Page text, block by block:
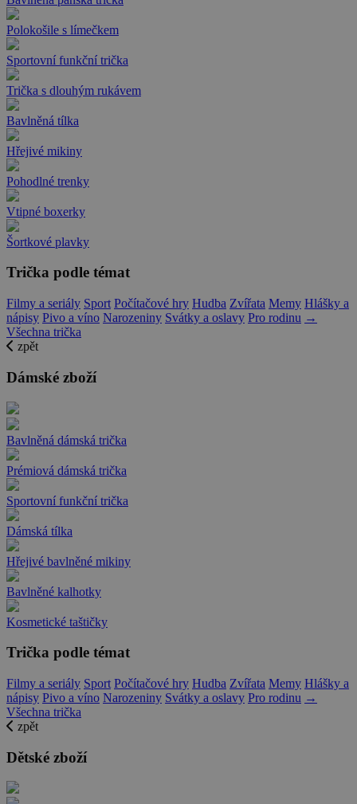
Polokošile s límečkem
Sportovní funkční trička
Trička s dlouhým rukávem
Bavlněná tílka
Hřejivé mikiny
Pohodlné trenky
Vtipné boxerky
Šortkové plavky
Trička podle témat
Filmy a seriály Sport Počítačové hry Hudba Zvířata Memy Hlášky a
nápisy Pivo a víno Narozeniny Svátky a oslavy Pro rodinu →
Všechna trička
zpět
Dámské zboží
Bavlněná dámská trička
Prémiová dámská trička
Sportovní funkční trička
Dámská tílka
Hřejivé bavlněné mikiny
Bavlněné kalhotky
Kosmetické taštičky
Trička podle témat
Filmy a seriály Sport Počítačové hry Hudba Zvířata Memy Hlášky a
nápisy Pivo a víno Narozeniny Svátky a oslavy Pro rodinu →
Všechna trička
zpět
Dětské zboží